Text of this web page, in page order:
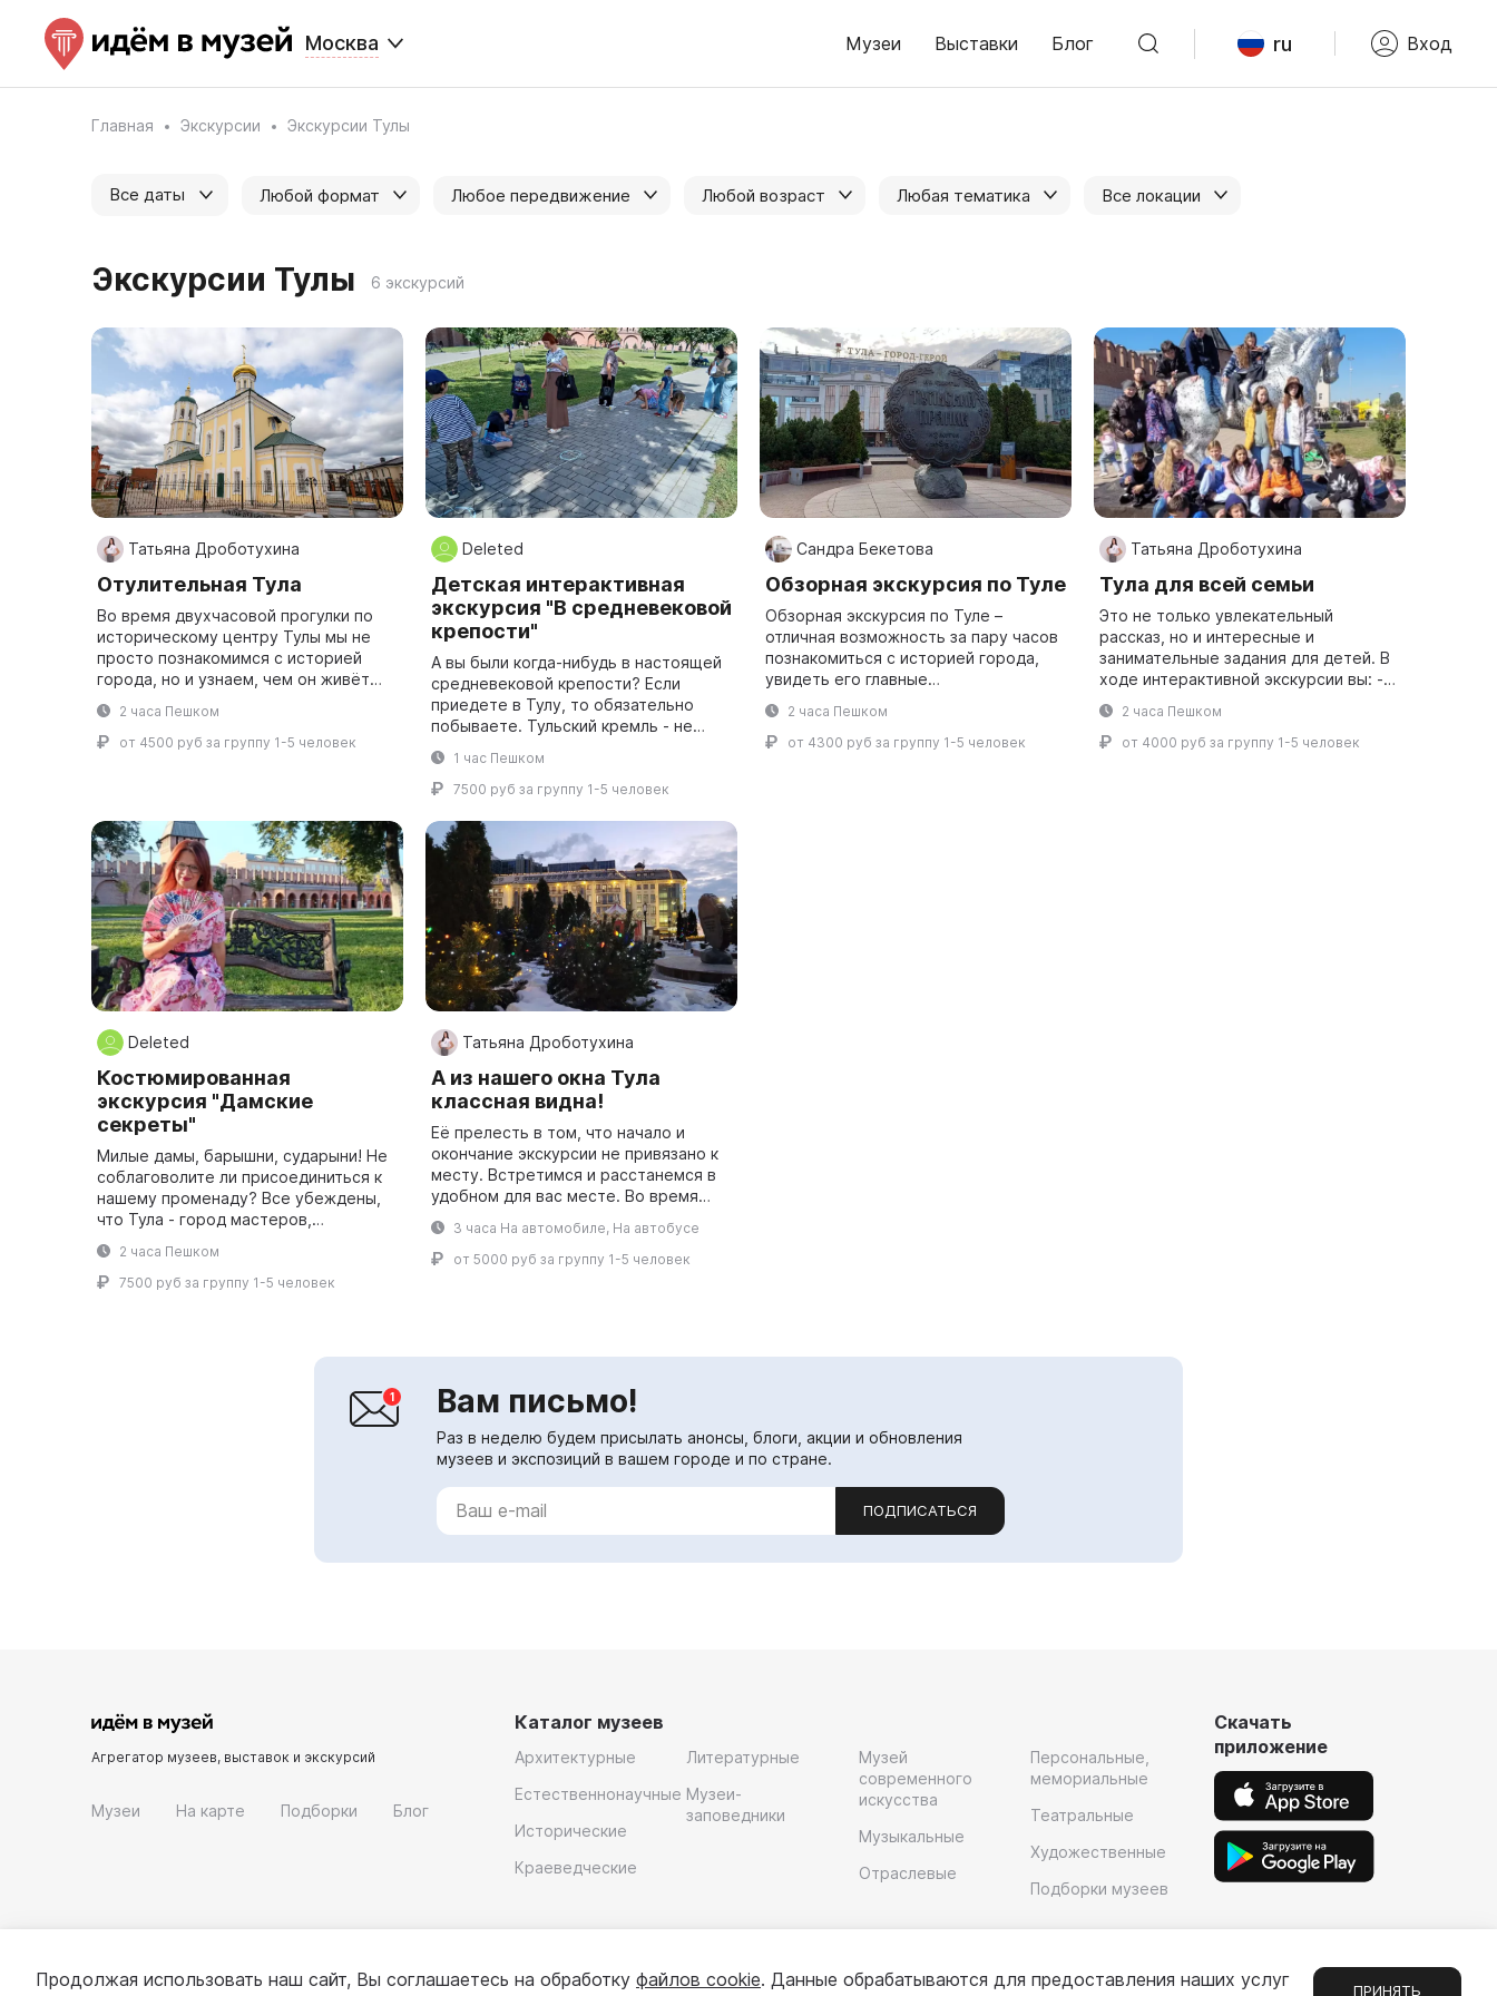
Москва Музеи Выставки Блог ru Вход
Главная Экскурсии Экскурсии Тулы
Все даты Любой формат Любое передвижение Любой возраст Любая тематика Все локации
Экскурсии Тулы 6 экскурсий
Татьяна Дроботухина
Отулительная Тула
Во время двухчасовой прогулки по
историческому центру Тулы мы не
просто познакомимся с историей
города, но и узнаем, чем он живёт
сегодня. Сначала мы прогуляемся по
территории уникальной крепости, ...
2 часа Пешком
от 4500 руб за группу 1-5 человек
Deleted
Детская интерактивная
экскурсия "В средневековой
крепости"
А вы были когда-нибудь в настоящей
средневековой крепости? Если
приедете в Тулу, то обязательно
побываете. Тульский кремль - не
просто крепость. Хотя он и не самый
большой в России, и не самый
старый,...
1 час Пешком
7500 руб за группу 1-5 человек
Сандра Бекетова
Обзорная экскурсия по Туле
Обзорная экскурсия по Туле –
отличная возможность за пару часов
познакомиться с историей города,
увидеть его главные
достопримечательности и
проникнуться его духом!...
2 часа Пешком
от 4300 руб за группу 1-5 человек
Татьяна Дроботухина
Тула для всей семьи
Это не только увлекательный
рассказ, но и интересные и
занимательные задания для детей. В
ходе интерактивной экскурсии вы: -
узнаете историю зарождения
оружейного, пряничного,
самоварного и гарм...
2 часа Пешком
от 4000 руб за группу 1-5 человек
Deleted
Костюмированная
экскурсия "Дамские
секреты"
Милые дамы, барышни, сударыни! Не
соблаговолите ли присоединиться к
нашему променаду? Все убеждены,
что Тула - город мастеров,
оружейников, воинов. А ведь Тула -
настоящий женский город. Не
верите? А...
2 часа Пешком
7500 руб за группу 1-5 человек
Татьяна Дроботухина
А из нашего окна Тула
классная видна!
Её прелесть в том, что начало и
окончание экскурсии не привязано к
месту. Встретимся и расстанемся в
удобном для вас месте. Во время
этого путешествия мы познакомимся
с основными достопримечательно...
3 часа На автомобиле, На автобусе
от 5000 руб за группу 1-5 человек
Вам письмо!
Раз в неделю будем присылать анонсы, блоги, акции и обновления
музеев и экспозиций в вашем городе и по стране.
ПОДПИСАТЬСЯ
Агрегатор музеев, выставок и экскурсий
Музеи На карте Подборки Блог
Каталог музеев
Архитектурные
Естественнонаучные
Исторические
Краеведческие
Литературные
Музеи-
заповедники
Музей
современного
искусства
Музыкальные
Отраслевые
Персональные,
мемориальные
Театральные
Художественные
Подборки музеев
Скачать
приложение
Продолжая использовать наш сайт, Вы соглашаетесь на обработку файлов cookie. Данные обрабатываются для предоставления наших услуг
ПРИНЯТЬ